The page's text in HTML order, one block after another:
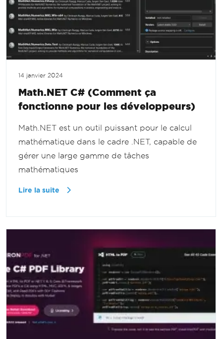
14 janvier 2024
Math.NET C# (Comment ça
fonctionne pour les développeurs)
Math.NET est un outil puissant pour le calcul
mathématique dans le cadre .NET, capable de
gérer une large gamme de tâches
mathématiques
Lire la suite